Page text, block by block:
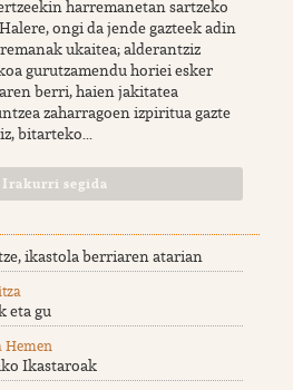
harremanetan sartzeko
ongi da jende gazteek adin
ukaitea; alderantziz
gurutzamendu horiei esker
berri, haien jakitatea
zaharragoen izpiritua gazte
bitarteko...
Irakurri segida
ikastola berriaren atarian
eta gu
Hemen
Ikastaroak